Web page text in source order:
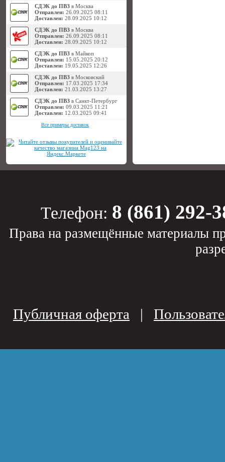
СДЭК до ПВЗ в Москва
Отправлен: 26.09.2025 08:11
Доставлен: 28.09.2025 10:12
СДЭК до ПВЗ в Москва
Отправлен: 26.09.2025 08:11
Доставлен: 28.09.2025 10:12
СДЭК до ПВЗ в Майкоп
Отправлен: 15.05.2025 20:12
Доставлен: 19.05.2025 12:26
СДЭК до ПВЗ в Московский
Отправлен: 17.03.2025 17:34
Доставлен: 21.03.2025 13:27
СДЭК до ПВЗ в Санкт-Петербург
Отправлен: 09.03.2025 11:21
Доставлен: 12.03.2025 09:41
Все примеры доставок
Телефон: 8 (861) 292-
Права на размещённые материалы
Публичная оферта |